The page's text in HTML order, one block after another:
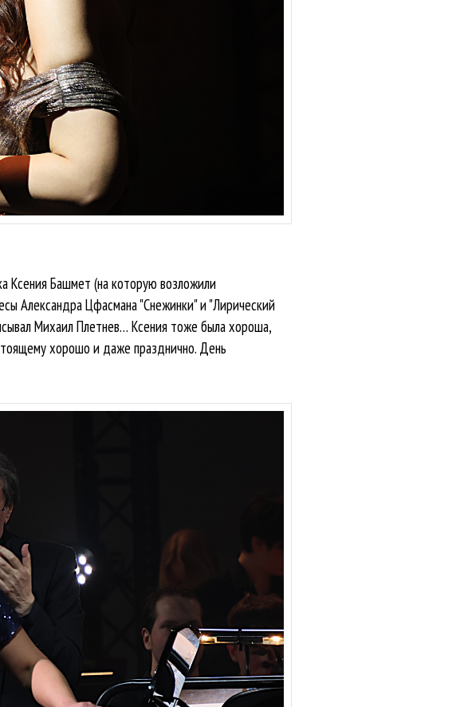
Ксения Башмет (на которую возложили
Александра Цфасмана "Снежинки" и "Лирический
Михаил Плетнев… Ксения тоже была хороша,
хорошо и даже празднично. День